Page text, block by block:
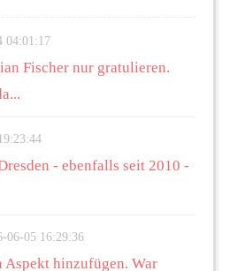
04:01:17
Fischer nur gratulieren.
- ebenfalls seit 2010 -
06-05 16:29:36
Aspekt hinzufügen. War